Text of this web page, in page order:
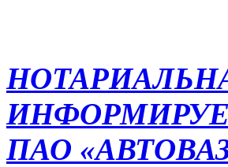
ПАО